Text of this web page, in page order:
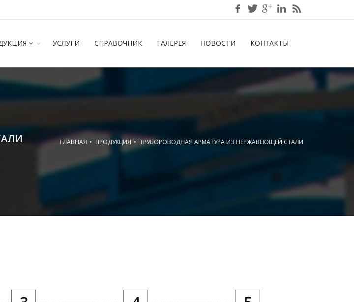
УСЛУГИ СПРАВОЧНИК ГАЛЕРЕЯ НОВОСТИ КОНТАКТЫ
ГЛАВНАЯ ПРОДУКЦИЯ ТРУБОРОВОДНАЯ АРМАТУРА ИЗ НЕРЖАВЕЮЩЕЙ СТАЛИ